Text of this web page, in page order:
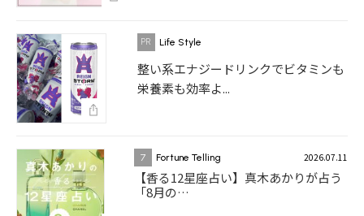
Life Style
整い系エナジードリンクでビタミンも
栄養素も効率よ...
7 Fortune Telling 2026.07.11
【香る12星座占い】真木あかりが占う
「8月の…